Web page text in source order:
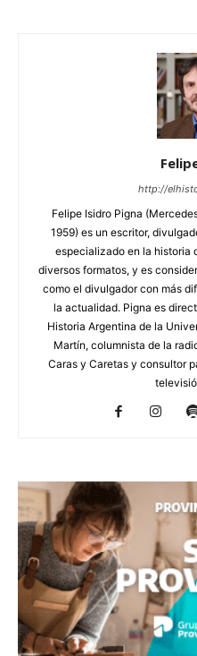
http://
Felipe Isidro Pigna
1959) es un escritor,
especializado en la historia
diversos formatos, y es
como el divulgador con más
la actualidad. Pigna es
Historia Argentina de la
Martín, columnista de la
Caras y Caretas y consultor